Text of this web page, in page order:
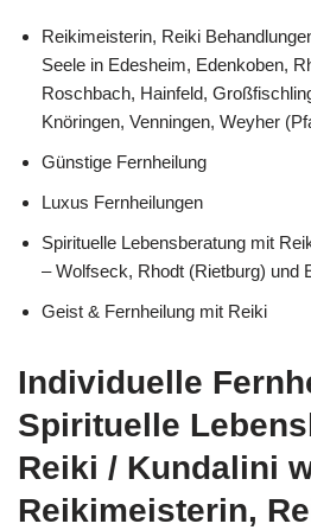
Reikimeisterin, Reiki
Seele in Edesheim, Edenkoben,
Roschbach, Hainfeld,
Knöringen, Venningen, Weyher
Günstige Fernheilung
Luxus Fernheilungen
Spirituelle Lebensberatung mit
– Wolfseck, Rhodt (Rietburg) und
Geist & Fernheilung mit Reiki
Individuelle
Spirituelle
Reiki / Kundalini
Reikimeisterin,